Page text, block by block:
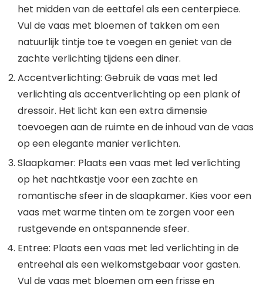
het midden van de eettafel als een centerpiece.
Vul de vaas met bloemen of takken om een ​​
natuurlijk tintje toe te voegen en geniet van de
zachte verlichting tijdens een diner.
Accentverlichting: Gebruik de vaas met led
verlichting als accentverlichting op een plank of
dressoir. Het licht kan een extra dimensie
toevoegen aan de ruimte en de inhoud van de vaas
op een elegante manier verlichten.
Slaapkamer: Plaats een vaas met led verlichting
op het nachtkastje voor een zachte en
romantische sfeer in de slaapkamer. Kies voor een
vaas met warme tinten om te zorgen voor een
rustgevende en ontspannende sfeer.
Entree: Plaats een vaas met led verlichting in de
entreehal als een welkomstgebaar voor gasten.
Vul de vaas met bloemen om een frisse en